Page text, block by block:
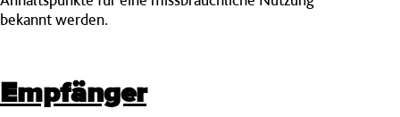
bekannt werden.
Empfänger